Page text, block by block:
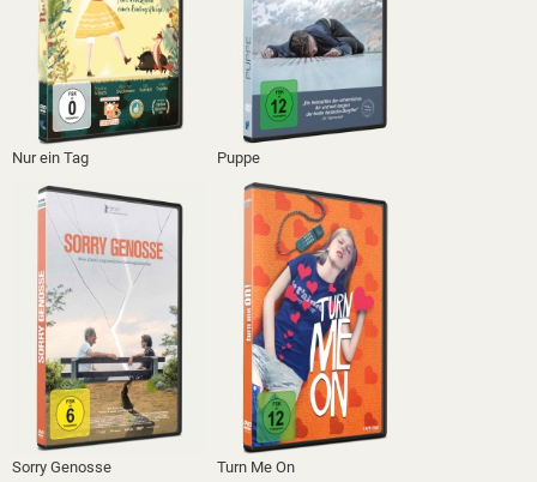
Nur ein Tag Puppe
Sorry Genosse Turn Me On